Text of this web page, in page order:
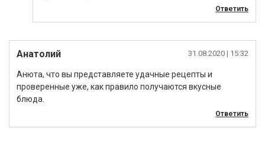
Ответить
Анатолий 31.08.2020 | 15:32
Анюта, что вы представляете удачные рецепты и
проверенные уже, как правило получаются вкусные
блюда.
Ответить